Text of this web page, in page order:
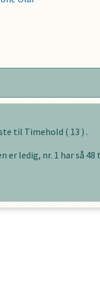
til Timehold ( 13 ) .
er ledig, nr. 1 har så 48